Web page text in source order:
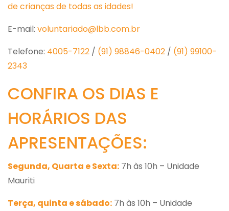
de crianças de todas as idades!
E-mail: voluntariado@lbb.com.br
Telefone: 4005-7122 / (91) 98846-0402 / (91) 99100-
2343
CONFIRA OS DIAS E
HORÁRIOS DAS
APRESENTAÇÕES:
Segunda, Quarta e Sexta: 7h às 10h – Unidade
Mauriti
Terça, quinta e sábado: 7h às 10h – Unidade